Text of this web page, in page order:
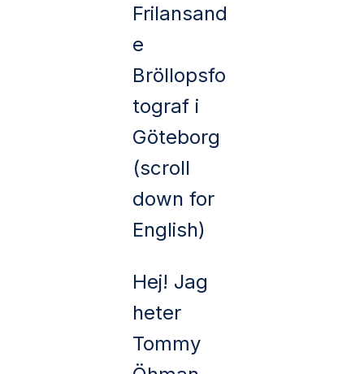
Frilansand
e
Bröllopsfo
tograf i
Göteborg
(scroll
down for
English)
Hej! Jag
heter
Tommy